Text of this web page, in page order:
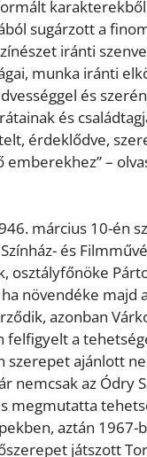
sugárzott a
iránti
munka iránti
és
és
érdeklődve,
–
március 10-én
és
osztályfőnöke
növendéke majd
azonban
felfigyelt a
szerepet ajánlott
nemcsak az Ódry
megmutatta
aztán 1967-
játszott